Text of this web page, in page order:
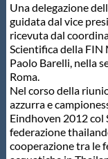
Scuole Nuoto
Propaganda
Centri Federali
Una delegazione
guidata dal vice
ricevuta dal
Scientifica della FIN
Paolo Barelli, nella
Roma.
Nel corso della
azzurra e
Eindhoven 2012 col
federazione
cooperazione tra le